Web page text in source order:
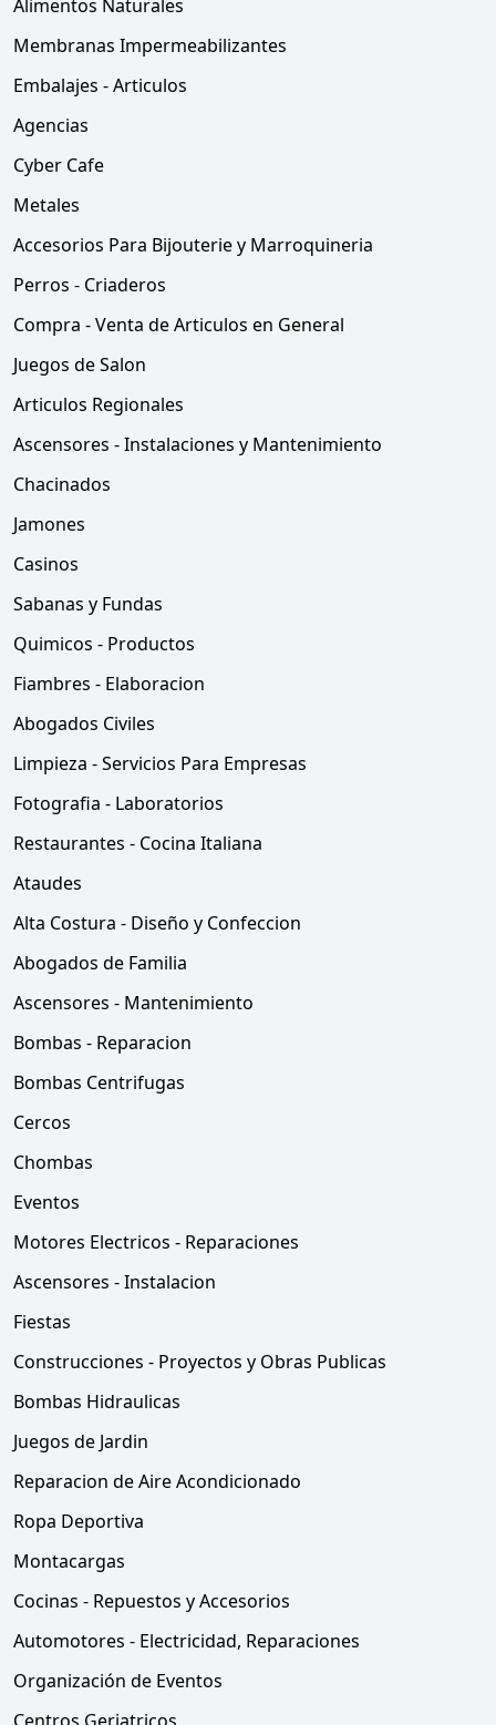
Alimentos Naturales
Membranas Impermeabilizantes
Embalajes - Articulos
Agencias
Cyber Cafe
Metales
Accesorios Para Bijouterie y Marroquineria
Perros - Criaderos
Compra - Venta de Articulos en General
Juegos de Salon
Articulos Regionales
Ascensores - Instalaciones y Mantenimiento
Chacinados
Jamones
Casinos
Sabanas y Fundas
Quimicos - Productos
Fiambres - Elaboracion
Abogados Civiles
Limpieza - Servicios Para Empresas
Fotografia - Laboratorios
Restaurantes - Cocina Italiana
Ataudes
Alta Costura - Diseño y Confeccion
Abogados de Familia
Ascensores - Mantenimiento
Bombas - Reparacion
Bombas Centrifugas
Cercos
Chombas
Eventos
Motores Electricos - Reparaciones
Ascensores - Instalacion
Fiestas
Construcciones - Proyectos y Obras Publicas
Bombas Hidraulicas
Juegos de Jardin
Reparacion de Aire Acondicionado
Ropa Deportiva
Montacargas
Cocinas - Repuestos y Accesorios
Automotores - Electricidad, Reparaciones
Organización de Eventos